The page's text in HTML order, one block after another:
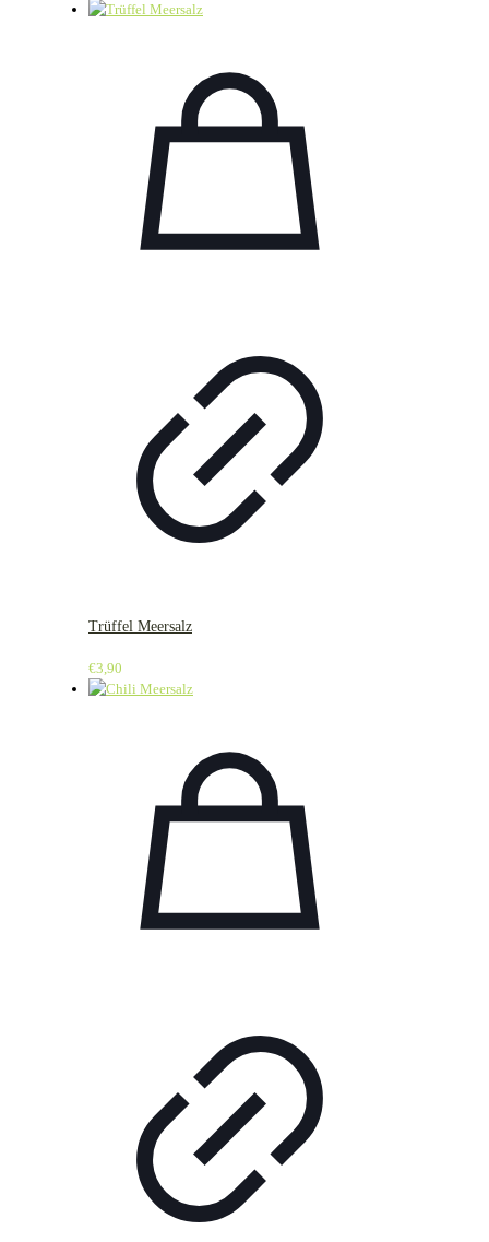
Trüffel Meersalz
€3,90